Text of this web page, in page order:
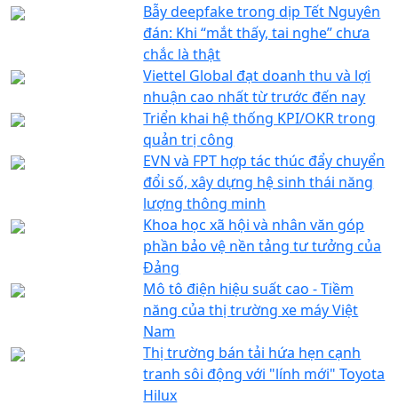
Bẫy deepfake trong dịp Tết Nguyên
đán: Khi “mắt thấy, tai nghe” chưa
chắc là thật
Viettel Global đạt doanh thu và lợi
nhuận cao nhất từ trước đến nay
Triển khai hệ thống KPI/OKR trong
quản trị công
EVN và FPT hợp tác thúc đẩy chuyển
đổi số, xây dựng hệ sinh thái năng
lượng thông minh
Khoa học xã hội và nhân văn góp
phần bảo vệ nền tảng tư tưởng của
Đảng
Mô tô điện hiệu suất cao - Tiềm
năng của thị trường xe máy Việt
Nam
Thị trường bán tải hứa hẹn cạnh
tranh sôi động với "lính mới" Toyota
Hilux